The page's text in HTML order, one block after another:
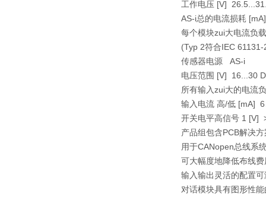
工作电压 [V]
AS-i总的电流损耗
每个模块zui大电流负
(Typ 2符合IEC 61131-
传感器电源 AS-i
电压范围 [V] 16...30
所有输入zui大的电流
输入电流 高/低 [mA]
开关电平高信号 1 [V]
产品组包含PCB解决
用于CANopen总线系
可大幅度地降低布线
输入输出灵活的配置
对话模块具有图形性